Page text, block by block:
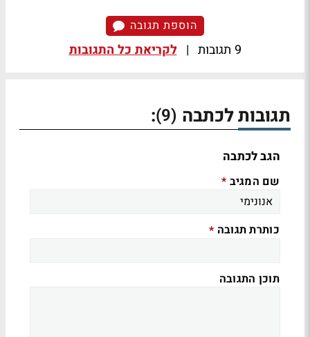
הוספת תגובה
9 תגובות | לקריאת כל התגובות
תגובות לכתבה (9)
:
הגב לכתבה
שם המגיב *
כותרת תגובה *
תוכן התגובה